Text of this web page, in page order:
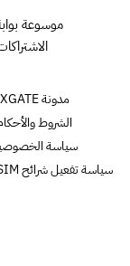
مدونة XGATE
الشروط
سياسة
سياسة تفعيل شرائح SIM و eSIM